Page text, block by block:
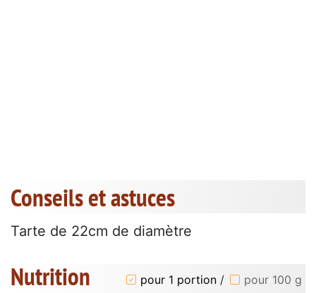
Conseils et astuces
Tarte de 22cm de diamètre
Nutrition pour 1 portion / pour 100 g